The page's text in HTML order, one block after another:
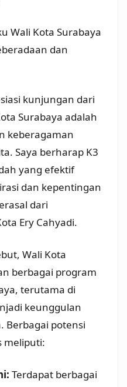
Wali Kota Surabaya
dan
kunjungan dari
Surabaya adalah
keberagaman
Saya berharap K3
yang efektif
dan kepentingan
dari
Ery Cahyadi.
Wali Kota
berbagai program
terutama di
keunggulan
Berbagai potensi
meliputi:
Terdapat berbagai